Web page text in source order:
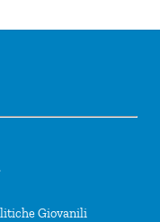
Giovanili